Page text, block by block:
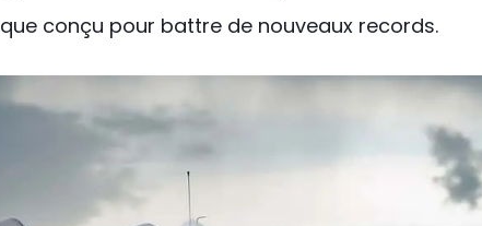
conçu pour battre de nouveaux records.